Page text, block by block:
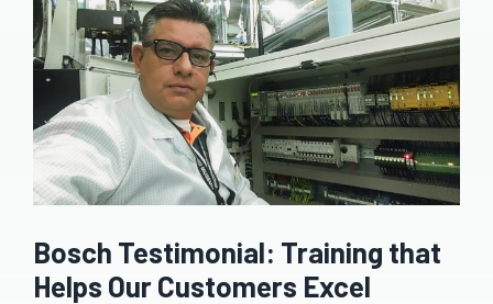
Bosch Testimonial: Training that
Helps Our Customers Excel